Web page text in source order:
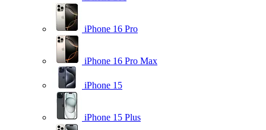
iPhone 16 Pro
iPhone 16 Pro Max
iPhone 15
iPhone 15 Plus